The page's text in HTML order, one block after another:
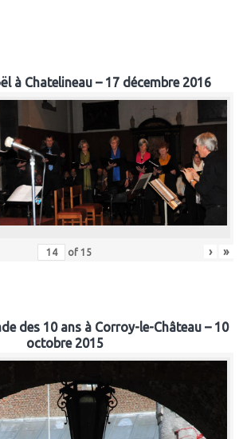
à Chatelineau – 17 décembre 2016
of 15 › »
des 10 ans à Corroy-le-Château – 10
octobre 2015